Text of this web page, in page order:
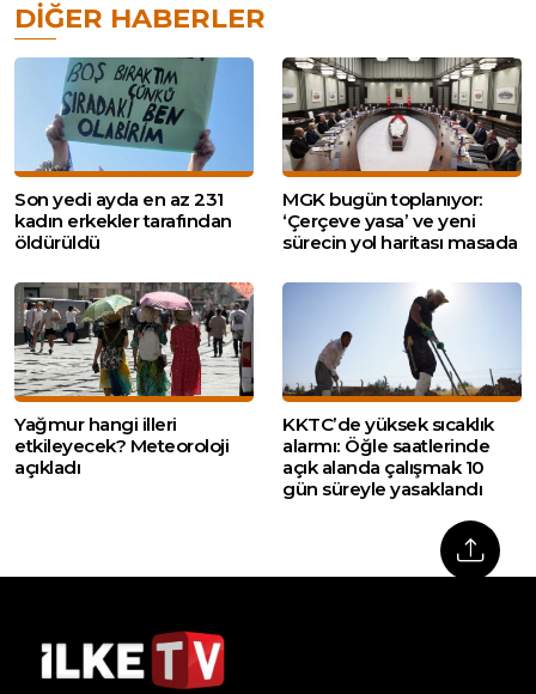
DIĞER HABERLER
Son yedi ayda en az 231
kadın erkekler tarafından
öldürüldü
MGK bugün toplanıyor:
‘Çerçeve yasa’ ve yeni
sürecin yol haritası masada
Yağmur hangi illeri
etkileyecek? Meteoroloji
açıkladı
KKTC’de yüksek sıcaklık
alarmı: Öğle saatlerinde
açık alanda çalışmak 10
gün süreyle yasaklandı